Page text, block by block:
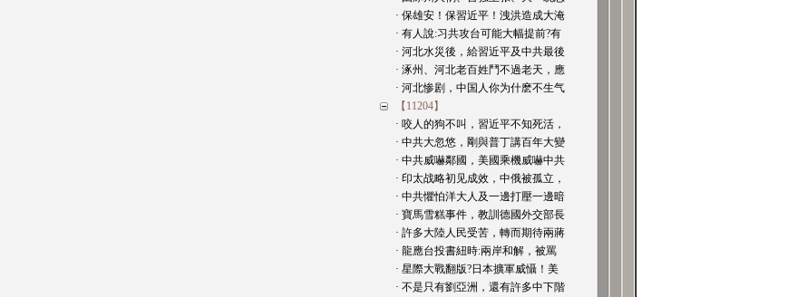
· 保雄安！保習近平！洩洪造成大淹
· 有人說:习共攻台可能大幅提前?有
· 河北水災後，給習近平及中共最後
· 涿州、河北老百姓鬥不過老天，應
· 河北惨剧，中国人你为什麽不生气
【11204】
· 咬人的狗不叫，習近平不知死活，
· 中共大忽悠，剛與普丁講百年大變
· 中共威嚇鄰國，美國乘機威嚇中共
· 印太战略初见成效，中俄被孤立，
· 中共懼怕洋大人及一邊打壓一邊暗
· 寶馬雪糕事件，教訓德國外交部長
· 許多大陸人民受苦，轉而期待兩蔣
· 龍應台投書紐時:兩岸和解，被罵
· 星際大戰翻版?日本擴軍威懾！美
· 不是只有劉亞洲，還有許多中下階